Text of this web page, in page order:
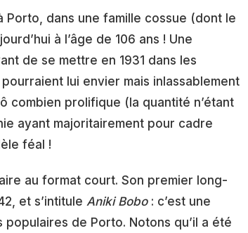
Porto, dans une famille cossue (dont le
à l’âge de 106 ans ! Une
de se mettre en 1931 dans les
lui envier mais inlassablement
combien prolifique (la quantité n’étant
ayant majoritairement pour cadre
féal !
au format court. Son premier long-
et s’intitule Aniki Bobo : c’est une
de Porto. Notons qu’il a été